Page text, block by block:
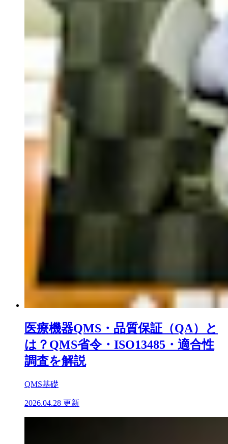
医療機器QMS・品質保証（QA）と
は？QMS省令・ISO13485・適合性
調査を解説
QMS基礎
2026.04.28 更新